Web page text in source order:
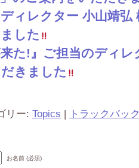
ィレクター 小山靖
した
来た!』ご担当のディ
きました
リー: Topics | トラックバッ
お名前 (必須)